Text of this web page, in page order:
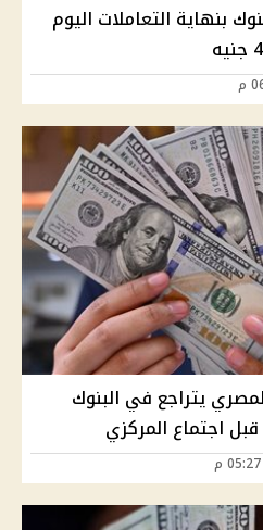
سعر الدولار في 9 بنوك بنهاية التعاملات اليوم
يتراجع في البنوك
اجتماع المركزي